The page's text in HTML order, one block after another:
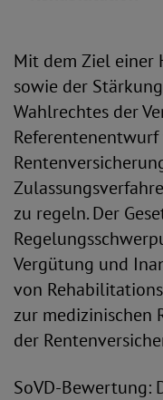
Mit dem Ziel einer
sowie der
Wahlrechtes der
Referentenentwurf
zu regeln. Der
Vergütung und
von
zur medizinischen
der
SoVD-Bewertung: